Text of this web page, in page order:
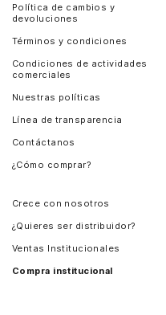
Política de cambios y
devoluciones
Términos y condiciones
Condiciones de actividades
comerciales
Nuestras políticas
Línea de transparencia
Contáctanos
¿Cómo comprar?
Crece con nosotros
¿Quieres ser distribuidor?
Ventas Institucionales
Compra institucional